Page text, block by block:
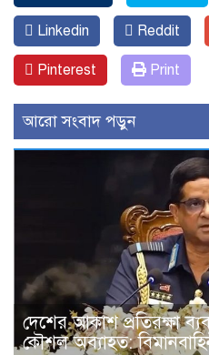
Linkedin Reddit
Pinterest Print
আরো সংবাদ পড়ুন
দেশের আকাশ প্রতিরক্ষা
কৌশল অব্যাহত: